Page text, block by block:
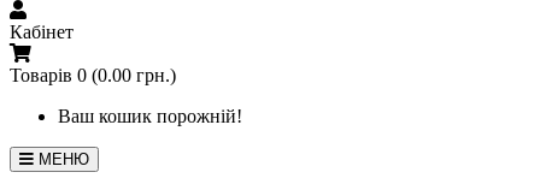
Кабінет
Товарів 0 (0.00 грн.)
Ваш кошик порожній!
МЕНЮ